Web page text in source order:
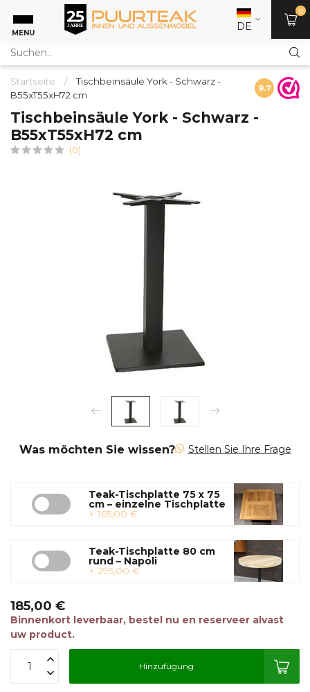
MENU DE
0
Startseite /
Tischbeinsäule York - Schwarz -
B55xT55xH72 cm
9.7
Tischbeinsäule York - Schwarz -
B55xT55xH72 cm
(0)
Was möchten Sie wissen? Stellen Sie Ihre Frage
Teak-Tischplatte 75 x 75
cm – einzelne Tischplatte
+ 165,00 €
Teak-Tischplatte 80 cm
rund – Napoli
+ 295,00 €
185,00 €
Binnenkort leverbaar, bestel nu en reserveer alvast
uw product.
Hinzufügung